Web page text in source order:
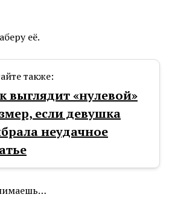
её.
также:
выглядит «нулевой»
если девушка
неудачное